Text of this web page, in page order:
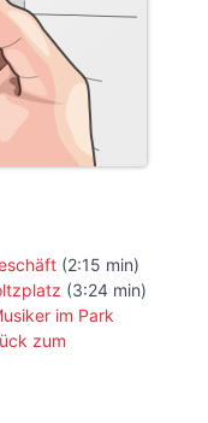
(2:15 min)
(3:24 min)
im Park
zum